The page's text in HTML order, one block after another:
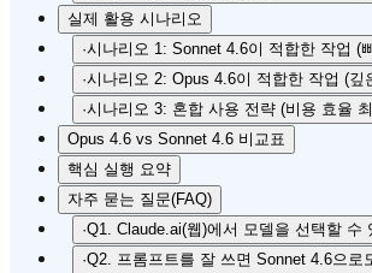
실제 활용 시나리오
·시나리오 1: Sonnet 4.6이 적합한 작업 (
·시나리오 2: Opus 4.6이 적합한 작업 (깊
·시나리오 3: 혼합 사용 전략 (비용 효율
Opus 4.6 vs Sonnet 4.6 비교표
핵심 실행 요약
자주 묻는 질문(FAQ)
·Q1. Claude.ai(웹)에서 모델을 선택할 수
·Q2. 프롬프트를 잘 쓰면 Sonnet 4.6으로